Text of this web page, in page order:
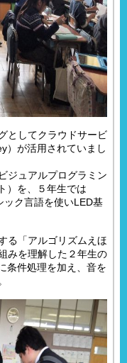
としてクラウドサービ
）が活用されていまし
ジュアルプログラミン
）を、５年生では
ック言語を使いLED基
る「アルゴリズムえほ
みを理解した２年生の
条件処理を加え、音を